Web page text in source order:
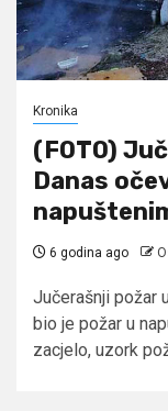
Kronika
(FOTO)
Danas
6 godina ago
Jučerašnji požar
bio je požar u
zacjelo, uzork